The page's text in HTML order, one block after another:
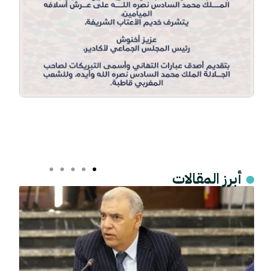
أبرز المقالات